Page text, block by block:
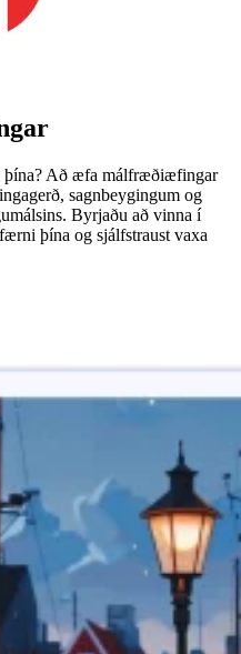
þína? Að æfa málfræðiæfingar
sagnbeygingum og
Byrjaðu að vinna í
þína og sjálfstraust vaxa